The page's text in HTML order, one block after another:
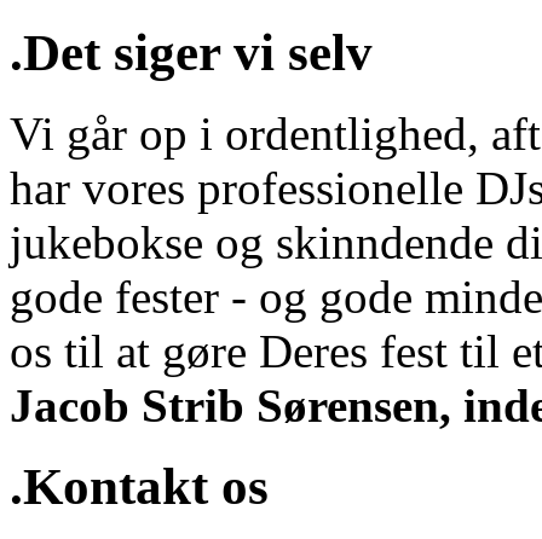
.Det siger vi selv
Vi går op i ordentlighed,
har vores professionelle
jukebokse og skinndende
gode fester - og gode
os til at gøre Deres fest til
Jacob Strib Sørensen,
.Kontakt os